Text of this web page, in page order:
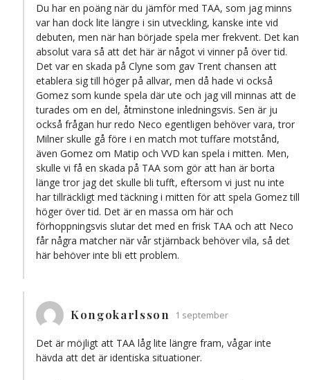
Du har en poäng när du jämför med TAA, som jag minns
var han dock lite längre i sin utveckling, kanske inte vid
debuten, men när han började spela mer frekvent. Det kan
absolut vara så att det här är något vi vinner på över tid.
Det var en skada på Clyne som gav Trent chansen att
etablera sig till höger på allvar, men då hade vi också
Gomez som kunde spela där ute och jag vill minnas att de
turades om en del, åtminstone inledningsvis. Sen är ju
också frågan hur redo Neco egentligen behöver vara, tror
Milner skulle gå före i en match mot tuffare motstånd,
även Gomez om Matip och VVD kan spela i mitten. Men,
skulle vi få en skada på TAA som gör att han är borta
länge tror jag det skulle bli tufft, eftersom vi just nu inte
har tillräckligt med täckning i mitten för att spela Gomez till
höger över tid. Det är en massa om här och
förhoppningsvis slutar det med en frisk TAA och att Neco
får några matcher när vår stjärnback behöver vila, så det
här behöver inte bli ett problem.
Kongokarlsson 1 september
Det är möjligt att TAA låg lite längre fram, vågar inte
hävda att det är identiska situationer.